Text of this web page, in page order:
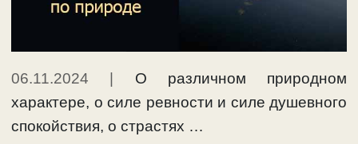
06.11.2024 | О различном природном
характере, о силе ревности и силе душевного
спокойствия, о страстях …